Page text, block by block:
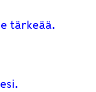
tärkeää.